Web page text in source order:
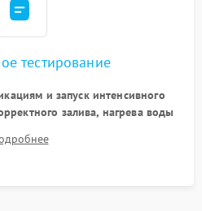
тестирование
и запуск интенсивного
залива, нагрева воды
посторонних шумов,
сухости в поддоне.